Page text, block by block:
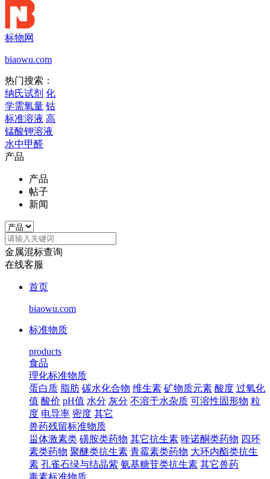
标物网
biaowu.com
热门搜索：
纳氏试剂 化
学需氧量 钴
标准溶液 高
锰酸钾溶液
水中甲醛
产品
产品
帖子
新闻
金属混标查询
在线客服
首页
biaowu.com
标准物质
products
食品
理化标准物质
蛋白质 脂肪 碳水化合物 维生素 矿物质元素 酸度 过氧化
值 酸价 pH值 水分 灰分 不溶于水杂质 可溶性固形物 粒
度 电导率 密度 其它
兽药残留标准物质
甾体激素类 磺胺类药物 其它抗生素 喹诺酮类药物 四环
素类药物 聚醚类抗生素 青霉素类药物 大环内酯类抗生
素 孔雀石绿与结晶紫 氨基糖苷类抗生素 其它兽药
毒素标准物质